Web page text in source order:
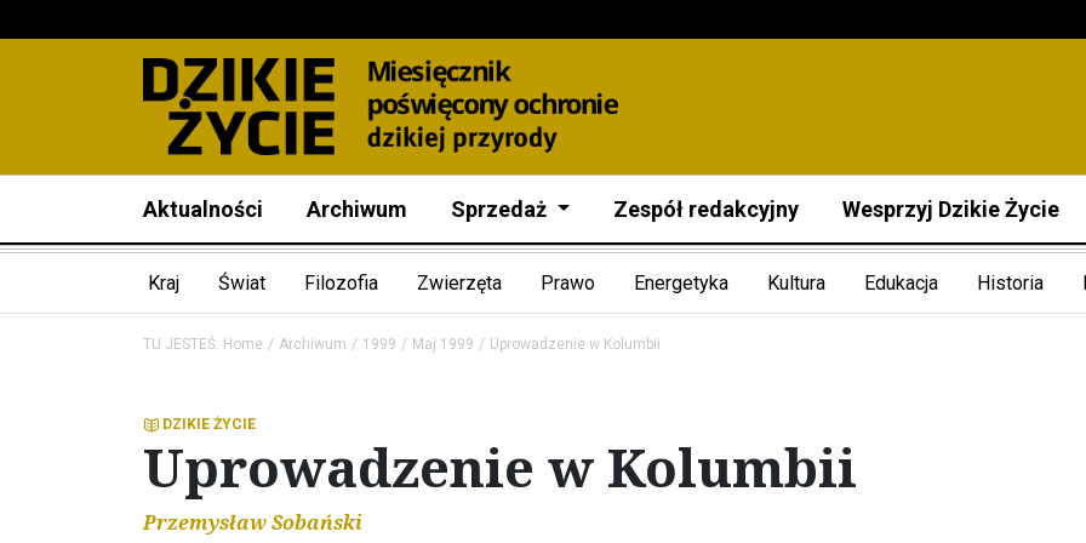
Aktualności Archiwum Sprzedaż Zespół redakcyjny Wesprzyj Dzikie Życie
Kraj Świat Filozofia Zwierzęta Prawo Energetyka Kultura Edukacja Historia
TU JESTEŚ: Home Archiwum 1999 Maj 1999 Uprowadzenie w Kolumbii
DZIKIE ŻYCIE
Uprowadzenie w Kolumbii
Przemysław Sobański